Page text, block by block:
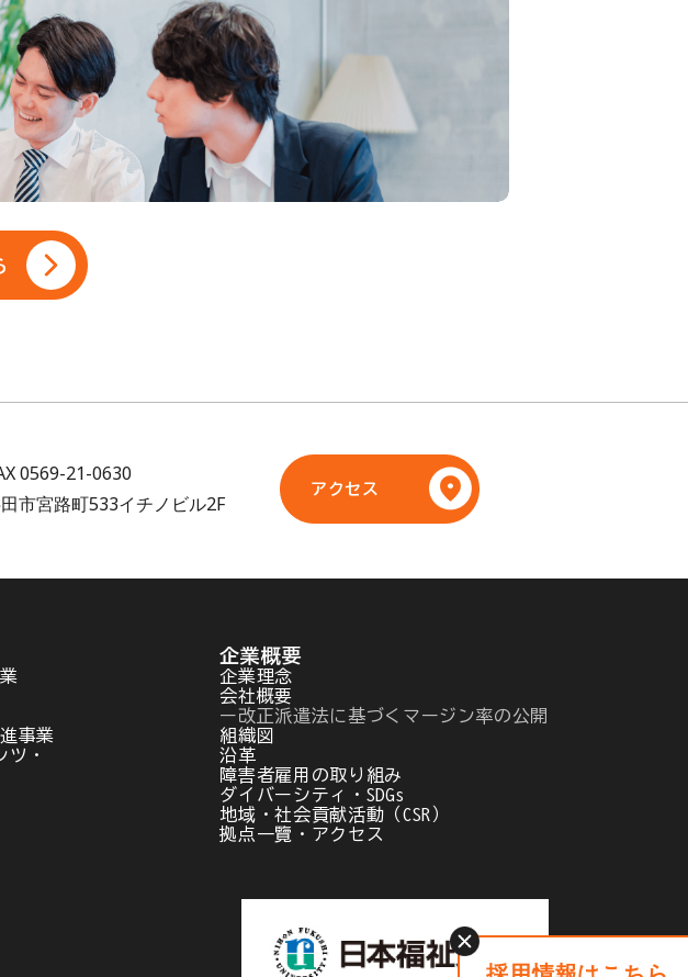
0569-21-0630
市宮路町533イチノビル2F
アクセス
事業
・
企業概要
企業理念
会社概要
ー改正派遣法に基づくマージン率の公開
組織図
沿革
障害者雇用の取り組み
ダイバーシティ・SDGs
地域・社会貢献活動（CSR）
拠点一覽・アクセス